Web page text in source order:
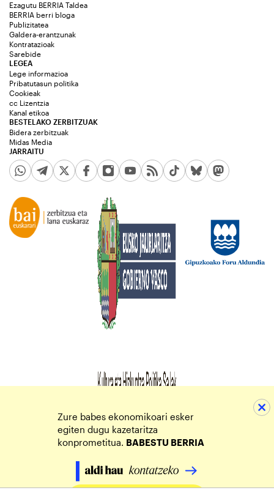
Ezagutu BERRIA Taldea
BERRIA berri bloga
Publizitatea
Galdera-erantzunak
Kontratazioak
Sarebide
JARRAITU
LEGEA
Lege informazioa
Pribatutasun politika
Cookieak
cc Lizentzia
Kanal etikoa
BESTELAKO ZERBITZUAK
Bidera zerbitzuak
Midas Media
Zure babes ekonomikoari esker
egiten dugu kazetaritza
konprometitua. BABESTU BERRIA